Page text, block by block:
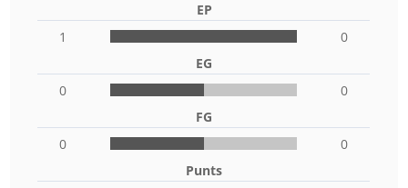
EP
1
0
EG
0
0
FG
0
0
Punts